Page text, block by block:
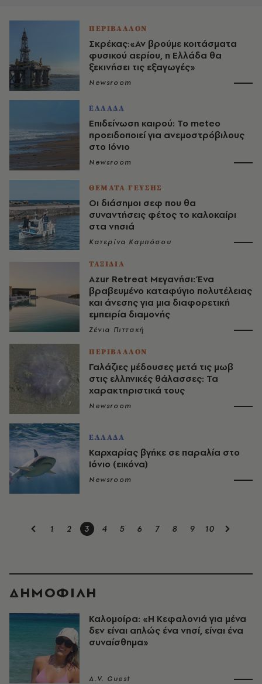
ΠΕΡΙΒΑΛΛΟΝ
Σκρέκας:«Αν βρούμε κοιτάσματα
φυσικού αερίου, η Ελλάδα θα
ξεκινήσει τις εξαγωγές»
Newsroom
ΕΛΛΑΔΑ
Επιδείνωση καιρού: Το meteo
προειδοποιεί για ανεμοστρόβιλους
στο Ιόνιο
Newsroom
ΘΕΜΑΤΑ ΓΕΥΣΗΣ
Οι διάσημοι σεφ που θα
συναντήσεις φέτος το καλοκαίρι
στα νησιά
Κατερίνα Καμπόσου
ΤΑΞΙΔΙΑ
Αzur Retreat Μεγανήσι: Ένα
βραβευμένο καταφύγιο πολυτέλειας
και άνεσης για μια διαφορετική
εμπειρία διαμονής
Ζένια Πιττακή
ΠΕΡΙΒΑΛΛΟΝ
Γαλάζιες μέδουσες μετά τις μωβ
στις ελληνικές θάλασσες: Τα
χαρακτηριστικά τους
Newsroom
ΕΛΛΑΔΑ
Καρχαρίας βγήκε σε παραλία στο
Ιόνιο (εικόνα)
Newsroom
1 2 3 4 5 6 7 8 9 10
ΔΗΜΟΦΙΛΗ
Καλομοίρα: «Η Κεφαλονιά για μένα
δεν είναι απλώς ένα νησί, είναι ένα
συναίσθημα»
A.V. Guest